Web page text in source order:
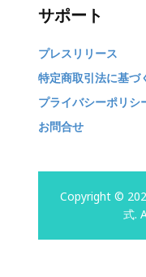
サポート
プレスリリース
特定商取引法に基づ
プライバシーポリシ
お問合せ
Copyright ©
式.